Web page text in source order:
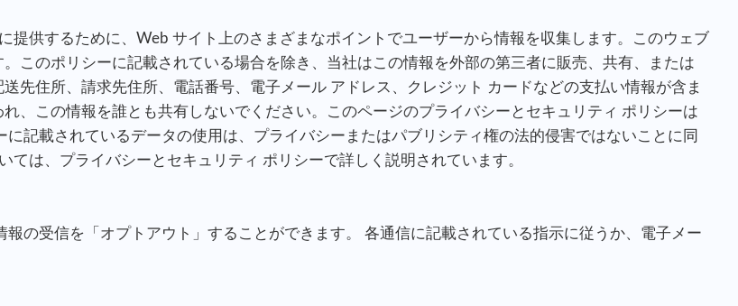
提供するために、Web サイト上のさまざまなポイントでユーザーから情報を収集します。このウェブ
このポリシーに記載されている場合を除き、当社はこの情報を外部の第三者に販売、共有、または
先住所、請求先住所、電話番号、電子メール アドレス、クレジット カードなどの支払い情報が含ま
、この情報を誰とも共有しないでください。このページのプライバシーとセキュリティ ポリシーは
記載されているデータの使用は、プライバシーまたはパブリシティ権の法的侵害ではないことに同
は、プライバシーとセキュリティ ポリシーで詳しく説明されています。
の受信を「オプトアウト」することができます。 各通信に記載されている指示に従うか、電子メー